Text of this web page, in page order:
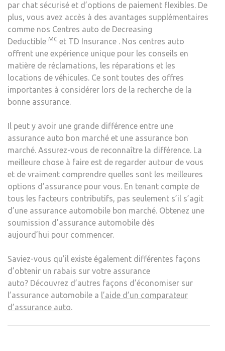
par chat sécurisé et d’options de paiement flexibles. De
plus, vous avez accès à des avantages supplémentaires
comme nos Centres auto de Decreasing
Deductible MC et TD Insurance . Nos centres auto
offrent une expérience unique pour les conseils en
matière de réclamations, les réparations et les
locations de véhicules. Ce sont toutes des offres
importantes à considérer lors de la recherche de la
bonne assurance.
Il peut y avoir une grande différence entre une
assurance auto bon marché et une assurance bon
marché. Assurez-vous de reconnaître la différence. La
meilleure chose à faire est de regarder autour de vous
et de vraiment comprendre quelles sont les meilleures
options d’assurance pour vous. En tenant compte de
tous les facteurs contributifs, pas seulement s’il s’agit
d’une assurance automobile bon marché. Obtenez une
soumission d’assurance automobile dès
aujourd’hui pour commencer.
Saviez-vous qu’il existe également différentes façons
d’obtenir un rabais sur votre assurance
auto? Découvrez d’autres façons d’économiser sur
l’assurance automobile a l’aide d’un comparateur
d’assurance auto.